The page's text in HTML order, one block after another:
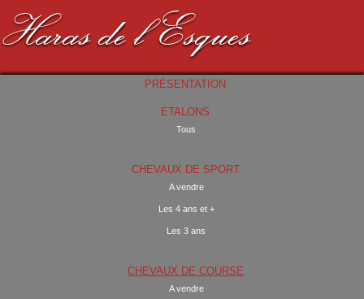
Haras de l'Esques
PRÉSENTATION
ETALONS
Tous
CHEVAUX DE SPORT
A vendre
Les 4 ans et +
Les 3 ans
CHEVAUX DE COURSE
A vendre